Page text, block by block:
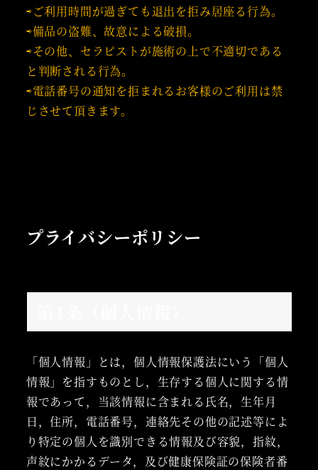
⇨ご利用時間が過ぎても退出を拒み居座る行為。
⇨備品の盗難、故意による破損。
⇨その他、セラピストが施術の上で不適切である
と判断される行為。
⇨電話番号の通知を拒まれるお客様のご利用は禁
じさせて頂きます。
プライバシーポリシー
「個人情報」とは，個人情報保護法にいう「個人
情報」を指すものとし，生存する個人に関する情
報であって，当該情報に含まれる氏名，生年月
日，住所，電話番号，連絡先その他の記述等によ
り特定の個人を識別できる情報及び容貌，指紋，
声紋にかかるデータ，及び健康保険証の保険者番